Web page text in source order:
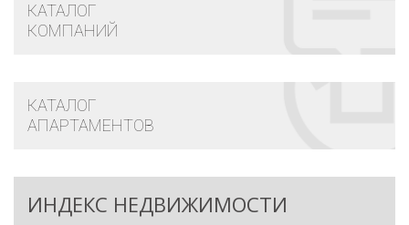
КАТАЛОГ
КОМПАНИЙ
КАТАЛОГ
АПАРТАМЕНТОВ
ИНДЕКС НЕДВИЖИМОСТИ